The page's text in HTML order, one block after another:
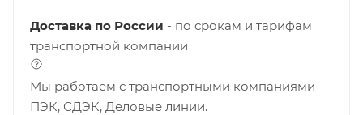
Доставка по России - по срокам и тарифам
транспортной компании
Мы работаем с транспортными компаниями
ПЭК, СДЭК, Деловые линии.